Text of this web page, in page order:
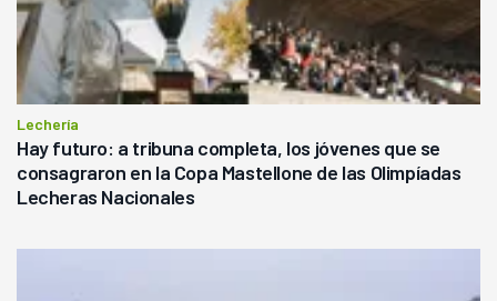
Lechería
Hay futuro: a tribuna completa, los jóvenes que se
consagraron en la Copa Mastellone de las Olimpíadas
Lecheras Nacionales